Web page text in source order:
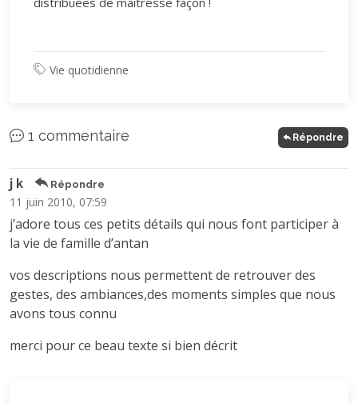
Vie quotidienne
1 commentaire Répondre
j k Répondre
11 juin 2010, 07:59
j’adore tous ces petits détails qui nous font participer à
la vie de famille d’antan
vos descriptions nous permettent de retrouver des
gestes, des ambiances,des moments simples que nous
avons tous connu
merci pour ce beau texte si bien décrit